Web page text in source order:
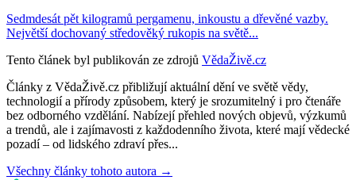
Sedmdesát pět kilogramů pergamenu, inkoustu a dřevěné vazby.
Největší dochovaný středověký rukopis na světě...
Tento článek byl publikován ze zdrojů VědaŽivě.cz
Články z VědaŽivě.cz přibližují aktuální dění ve světě vědy,
technologií a přírody způsobem, který je srozumitelný i pro čtenáře
bez odborného vzdělání. Nabízejí přehled nových objevů, výzkumů
a trendů, ale i zajímavosti z každodenního života, které mají vědecké
pozadí – od lidského zdraví přes...
Všechny články tohoto autora →